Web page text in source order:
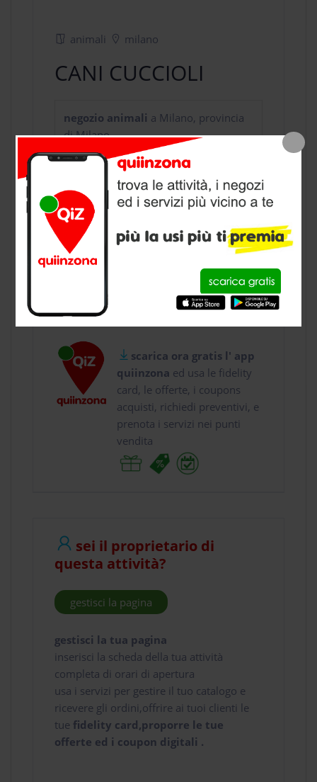
animali milano
CANI CUCCIOLI
negozio animali a Milano, provincia
di Milano
CONTATTI
usa gratis quiinzona e :
Viale Cassiodor...
scarica ora gratis l' app
quiinzona ed usa le fidelity
card, le offerte, i coupons
acquisti, richiedi preventivi, e
prenota i servizi nei punti
vendita
sei il proprietario di
questa attività?
gestisci la pagina
gestisci la tua pagina
inserisci la scheda della tua attività
completa di orari di apertura
usa i servizi per gestire il tuo catalogo e
ricevere gli ordini,offrire ai tuoi clienti le
tue fidelity card,proporre le tue
offerte ed i coupon digitali .